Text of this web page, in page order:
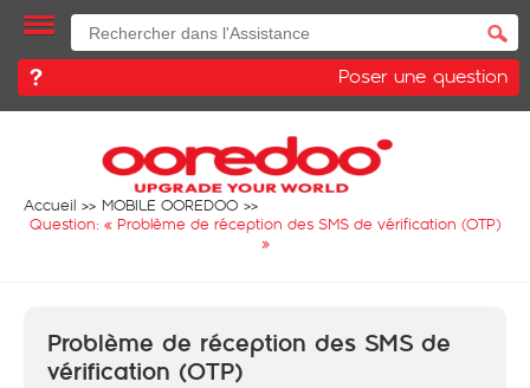
Poser une question
Accueil
MOBILE OOREDOO
Question: « Problème de réception des SMS de vérification (OTP)
»
Problème de réception des SMS de
vérification (OTP)